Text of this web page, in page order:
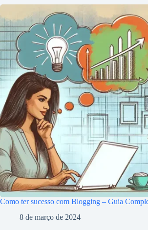
Como ter sucesso com Blogging – Guia
8 de março de 2024